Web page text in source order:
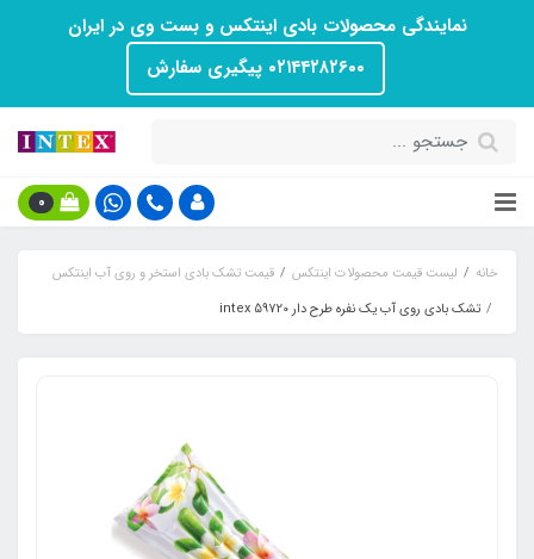
نمایندگی محصولات بادی اینتکس و بست وی در ایران
۰۲۱۴۴۲۸۲۶۰۰ پیگیری سفارش
0
خانه لیست قیمت محصولات اینتکس
قیمت تشک بادی استخر و روی آب اینتکس
تشک بادی روی آب یک نفره طرح دار intex 59720